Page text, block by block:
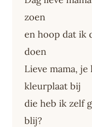
zoen
en hoop dat ik
doen
Lieve mama,
kleurplaat bij
die heb ik zelf
blij?